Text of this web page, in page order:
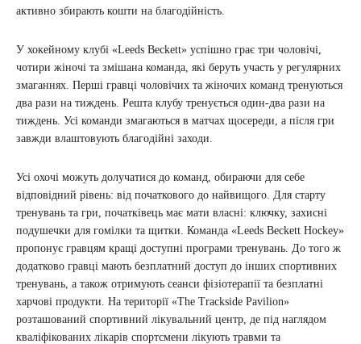
активно збирають кошти на благодійність.
У хокейному клубі «Leeds Beckett» успішно грає три чоловічі,
чотири жіночі та змішана команда, які беруть участь у регулярних
змаганнях. Перші гравці чоловічих та жіночих команд тренуються
два рази на тиждень. Решта клубу тренується один-два рази на
тиждень. Усі команди змагаються в матчах щосереди, а після гри
завжди влаштовують благодійні заходи.
Усі охочі можуть долучатися до команд, обираючи для себе
відповідний рівень: від початкового до найвищого. Для старту
тренувань та гри, початківець має мати власні: ключку, захисні
подушечки для гомілки та щитки. Команда «Leeds Beckett Hockey»
пропонує гравцям кращі доступні програми тренувань. До того ж
додатково гравці мають безплатний доступ до інших спортивних
тренувань, а також отримують сеанси фізіотерапії та безплатні
харчові продукти. На території «The Trackside Pavilion»
розташований спортивний лікувальний центр, де під наглядом
кваліфікованих лікарів спортсмени лікують травми та